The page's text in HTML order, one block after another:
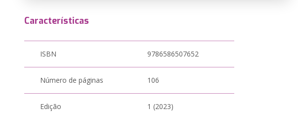
Características
ISBN 9786586507652
Número de páginas 106
Edição 1 (2023)